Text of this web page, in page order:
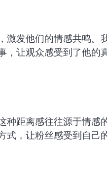
发他们的情感共鸣。
让观众感受到了他的
距离感往往源于情感
，让粉丝感受到自己的